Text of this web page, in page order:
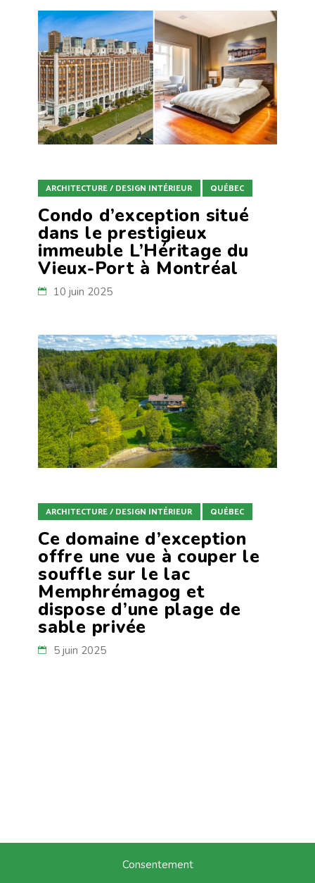
ARCHITECTURE / DESIGN INTÉRIEUR QUÉBEC
Condo d’exception situé
dans le prestigieux
immeuble L’Héritage du
Vieux-Port à Montréal
10 juin 2025
ARCHITECTURE / DESIGN INTÉRIEUR QUÉBEC
Ce domaine d’exception
offre une vue à couper le
souffle sur le lac
Memphrémagog et
dispose d’une plage de
sable privée
5 juin 2025
Consentement